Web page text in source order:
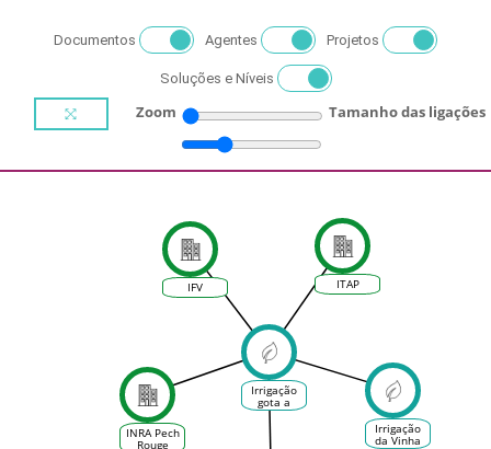
Documentos Agentes Projetos
Soluções e Níveis
Zoom Tamanho das ligações
Irrigação
gota a
gota da
vinha
IFV
INRA Pech
Rouge
ITAP
Irrigação
da Vinha